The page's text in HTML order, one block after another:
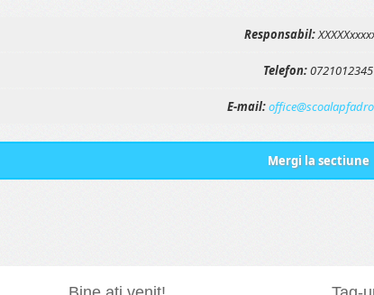
Responsabil:
Telefon:0721012345
E-mail:
Mergi la sectiune